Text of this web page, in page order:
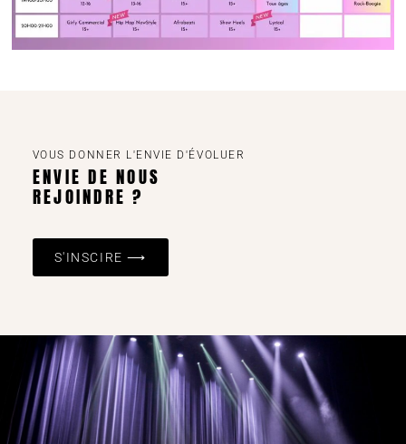
VOUS DONNER L'ENVIE D'ÉVOLUER
ENVIE DE NOUS
REJOINDRE ?
S'INSCIRE ⟶